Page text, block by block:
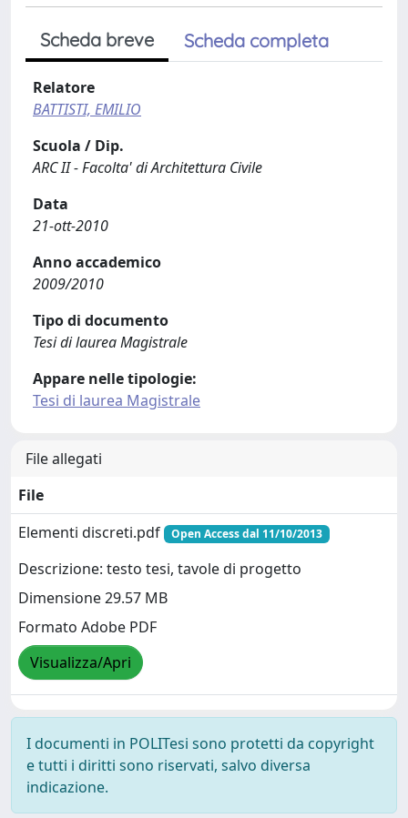
Scheda breve Scheda completa
Relatore
BATTISTI, EMILIO
Scuola / Dip.
ARC II - Facolta' di Architettura Civile
Data
21-ott-2010
Anno accademico
2009/2010
Tipo di documento
Tesi di laurea Magistrale
Appare nelle tipologie:
Tesi di laurea Magistrale
File allegati
File
Elementi discreti.pdf
Open Access dal 11/10/2013
Descrizione: testo tesi, tavole di progetto
Dimensione 29.57 MB
Formato Adobe PDF
Visualizza/Apri
I documenti in POLITesi sono protetti da copyright
e tutti i diritti sono riservati, salvo diversa
indicazione.